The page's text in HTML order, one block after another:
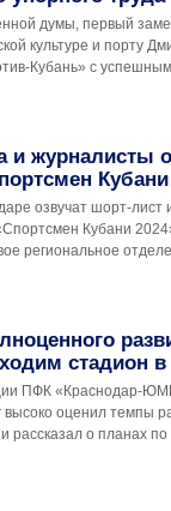
думы, первый
культуре и порту
Кубань» с
и журналисты
Кубани
озвучат шорт-лист
Кубани
региональное
стадион в
ПФК «Краснодар-
оценил темпы
рассказал о планах